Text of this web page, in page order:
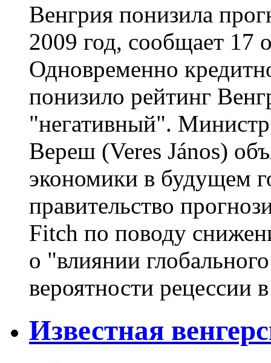
Венгрия понизила
2009 год, сообщает 17
Одновременно
понизило рейтинг
"негативный".
Вереш (Veres János)
экономики в будущем
правительство
Fitch по поводу
о "влиянии
вероятности рецессии
Известная